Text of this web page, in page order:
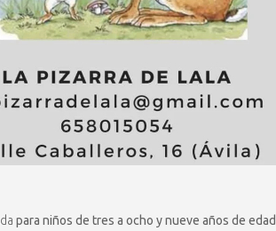
para niños de tres a ocho y nueve años de edad